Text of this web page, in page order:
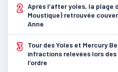
2 Après l’after yoles, la plage
Moustique) retrouvée
Anne
3
Tour des Yoles et Mercury
infractions relevées lors
l’ordre